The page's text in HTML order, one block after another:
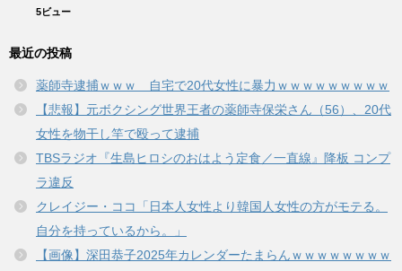
5ビュー
最近の投稿
薬師寺逮捕ｗｗｗ 自宅で20代女性に暴力ｗｗｗｗｗｗｗｗｗ
【悲報】元ボクシング世界王者の薬師寺保栄さん（56）、20代
女性を物干し竿で殴って逮捕
TBSラジオ『生島ヒロシのおはよう定食／一直線』降板 コンプ
ラ違反
クレイジー・ココ「日本人女性より韓国人女性の方がモテる。
自分を持っているから。」
【画像】深田恭子2025年カレンダーたまらんｗｗｗｗｗｗｗｗ